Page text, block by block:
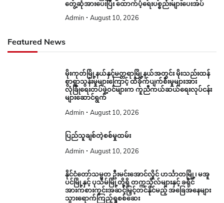
တွေ့ဆုံအားပေးပြီး ထောက်ပံ့ရေးပစ္စည်းများပေးအပ်
Admin August 10, 2026
Featured News
မိုးကုတ်မြို့နယ်နှင့်မတ္တရာမြို့နယ်အတွင်း မိုးသည်းထန်
စွာရွာသွန်းမှုများကြောင့် ထိခိုက်ပျက်စီးမှုများအား
လုံခြုံရေးတပ်ဖွဲ့ဝင်များက ကူညီကယ်ဆယ်ရေးလုပ်ငန်း
များဆောင်ရွက်
Admin August 10, 2026
ပြည်သူချစ်တဲ့စစ်မှုထမ်း
Admin August 10, 2026
နိုင်ငံတော်သမ္မတ ဦးမင်းအောင်လှိုင် ဟင်္သာတမြို့၊ မအူ
ပင်မြို့နှင့် ပုသိမ်မြို့တို့ရှိ တက္ကသိုလ်များနှင့် ခရိုင်
အားကစားကွင်းအဆင့်မြှင့်တင်နိုင်မည့် အခြေအနေများ
သွားရောက်ကြည့်ရှုစစ်ဆေး